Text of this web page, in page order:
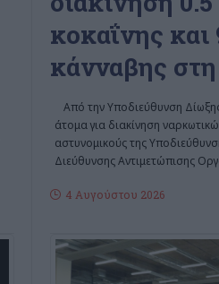
κοκαΐνης και
κάνναβης
Από την Υποδιεύθυνση
άτομα για διακίνηση
αστυνομικούς της
Διεύθυνσης Αντιμετώπισης
4 Αυγούστου 2026